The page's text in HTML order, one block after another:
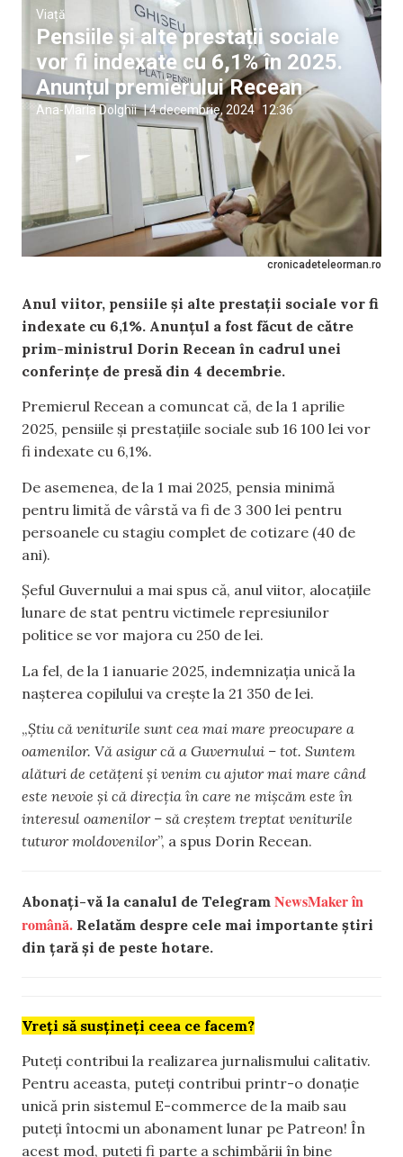
cronicadeteleorman.ro
Viață
Pensiile și alte prestații sociale
vor fi indexate cu 6,1% în 2025.
Anunțul premierului Recean
Ana-Maria Dolghii |4 decembrie, 2024 12:36
Anul viitor, pensiile și alte prestații sociale vor fi
indexate cu 6,1%. Anunțul a fost făcut de către
prim-ministrul Dorin Recean în cadrul unei
conferințe de presă din 4 decembrie.
Premierul Recean a comuncat că, de la 1 aprilie
2025, pensiile și prestațiile sociale sub 16 100 lei vor
fi indexate cu 6,1%.
De asemenea, de la 1 mai 2025, pensia minimă
pentru limită de vârstă va fi de 3 300 lei pentru
persoanele cu stagiu complet de cotizare (40 de
ani).
Șeful Guvernului a mai spus că, anul viitor, alocațiile
lunare de stat pentru victimele represiunilor
politice se vor majora cu 250 de lei.
La fel, de la 1 ianuarie 2025, indemnizația unică la
nașterea copilului va crește la 21 350 de lei.
„Știu că veniturile sunt cea mai mare preocupare a
oamenilor. Vă asigur că a Guvernului – tot. Suntem
alături de cetățeni și venim cu ajutor mai mare când
este nevoie și că direcția în care ne mișcăm este în
interesul oamenilor – să creștem treptat veniturile
tuturor moldovenilor”, a spus Dorin Recean.
Abonați-vă la canalul de Telegram NewsMaker în
română. Relatăm despre cele mai importante știri
din țară și de peste hotare.
Vreți să susțineți ceea ce facem?
Puteți contribui la realizarea jurnalismului calitativ.
Pentru aceasta, puteți contribui printr-o donație
unică prin sistemul E-commerce de la maib sau
puteți întocmi un abonament lunar pe Patreon! În
acest mod, puteți fi parte a schimbării în bine